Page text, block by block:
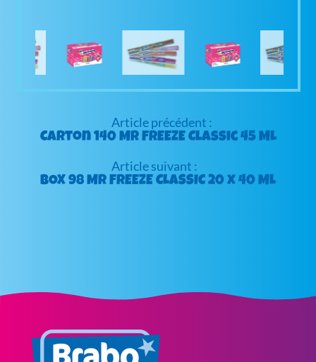
l’articleCarton 140 Mr FREEZE Classic 45 ML
BOX 98 Mr FREEZE CLASSIC 20 x 40 ML